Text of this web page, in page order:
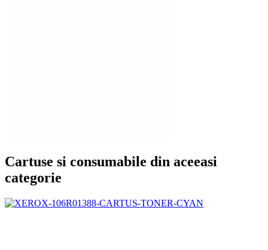
Cartuse si consumabile din aceeasi
categorie